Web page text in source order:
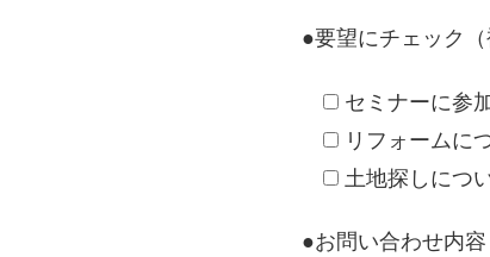
●要望にチェック（
セミナーに参
リフォームに
土地探しにつ
●お問い合わせ内